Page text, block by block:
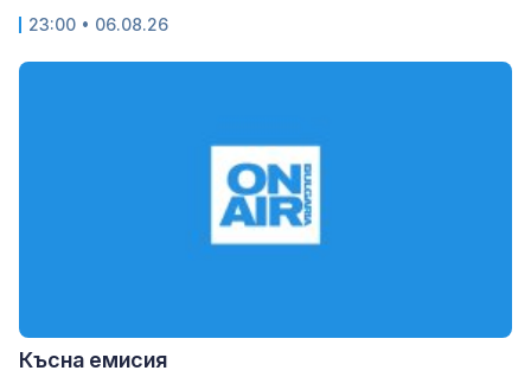
23:00 • 06.08.26
Късна емисия